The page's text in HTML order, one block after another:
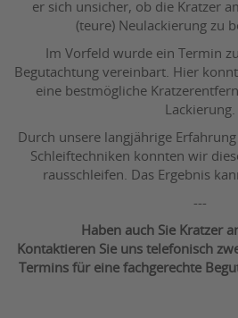
er sich unsicher, ob die Kratzer
(teure) Neulackierung zu
Im Vorfeld wurde ein Termin
Begutachtung vereinbart. Hier
eine bestmögliche
Lackierung.
Durch unsere langjährige
Schleiftechniken konnten wir
rausschleifen. Das Ergebnis
---
Haben auch Sie Kratzer
Kontaktieren Sie uns telefonisch
Termins für eine fachgerechte